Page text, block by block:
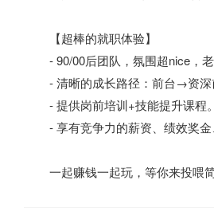
【超棒的就职体验】
- 90/00后团队，氛围超nice，老
- 清晰的成长路径：前台→资深
- 提供岗前培训+技能提升课程。
- 享有竞争力的薪资、绩效奖金
一起赚钱一起玩，等你来投喂简